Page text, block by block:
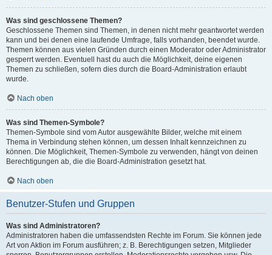
Was sind geschlossene Themen?
Geschlossene Themen sind Themen, in denen nicht mehr geantwortet werden
kann und bei denen eine laufende Umfrage, falls vorhanden, beendet wurde.
Themen können aus vielen Gründen durch einen Moderator oder Administrator
gesperrt werden. Eventuell hast du auch die Möglichkeit, deine eigenen
Themen zu schließen, sofern dies durch die Board-Administration erlaubt
wurde.
Nach oben
Was sind Themen-Symbole?
Themen-Symbole sind vom Autor ausgewählte Bilder, welche mit einem
Thema in Verbindung stehen können, um dessen Inhalt kennzeichnen zu
können. Die Möglichkeit, Themen-Symbole zu verwenden, hängt von deinen
Berechtigungen ab, die die Board-Administration gesetzt hat.
Nach oben
Benutzer-Stufen und Gruppen
Was sind Administratoren?
Administratoren haben die umfassendsten Rechte im Forum. Sie können jede
Art von Aktion im Forum ausführen; z. B. Berechtigungen setzen, Mitglieder